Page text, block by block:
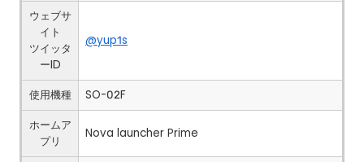
ウェブサ
イト
ツイッタ
ーID
@yup1s
使用機種
SO-02F
ホームア
プリ
Nova launcher Prime